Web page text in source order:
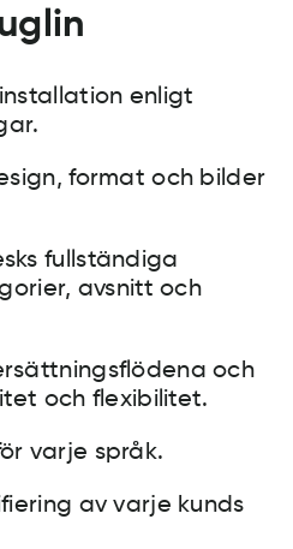
enligt
format och bilder
fullständiga
avsnitt och
och
och flexibilitet.
varje språk.
av varje kunds